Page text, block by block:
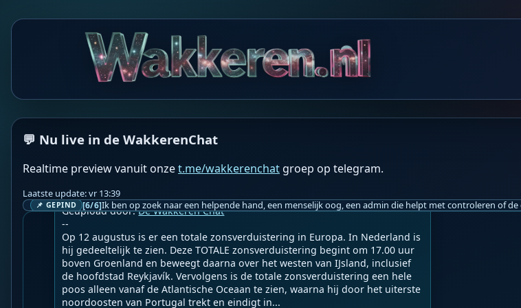
💬 Nu live in de WakkerenChat
Realtime preview vanuit onzet.me/wakkerenchat groep op telegram.
Laatste update: vr 13:39
📌 GEPIND [6/6]
WF Wakkere Fabels BOT
💊Mind Stretcher uit Red Pill Bron💊
Geupload door: De Wakkeren Chat
--
Op 12 augustus is er een totale zonsverduistering in Europa. In Nederland is
hij gedeeltelijk te zien. Deze TOTALE zonsverduistering begint om 17.00 uur
boven Groenland en beweegt daarna over het westen van IJsland, inclusief
de hoofdstad Reykjavík. Vervolgens is de totale zonsverduistering een hele
poos alleen vanaf de Atlantische Oceaan te zien, waarna hij door het uiterste
noordoosten van Portugal trekt en eindigt in...